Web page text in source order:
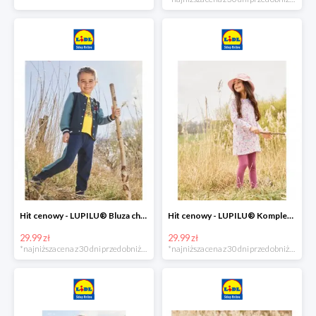
Hit cenowy - LUPILU® Bluza chłopięca w stylu college
29.99 zł
*najniższa cena z 30 dni przed obniżką
Hit cenowy - LUPILU® Komplet dziewczęcy (sukienka + legginsy)
29.99 zł
*najniższa cena z 30 dni przed obniżką